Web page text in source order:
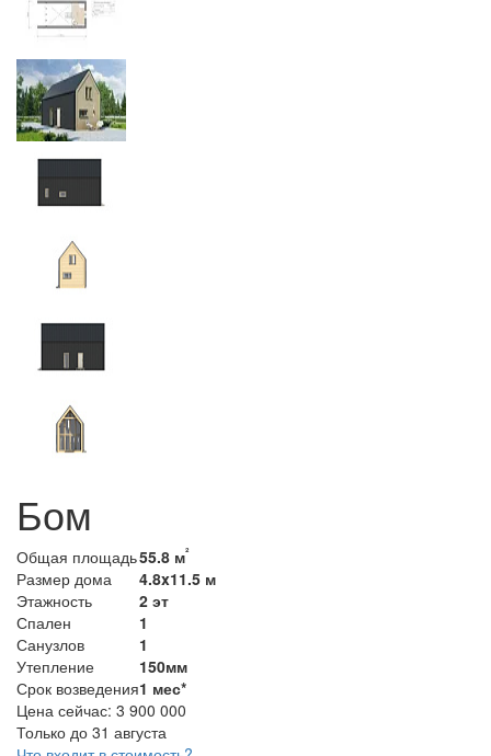
Бом
Общая площадь55.8 м²
Размер дома
4.8x11.5 м
Этажность
2 эт
Спален
1
Санузлов
1
Утепление
150мм
Срок возведения1 мес*
Цена сейчас: 3 900 000
Только до 31 августа